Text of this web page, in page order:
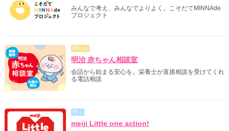
みんなで考え、みんなでよりよく。こそだてMINNAde
プロジェクト
尋ねる
明治 赤ちゃん相談室
会話から始まる安心を。栄養士が直接相談を受けてくれ
る電話相談
学ぶ
meiji Little one action!